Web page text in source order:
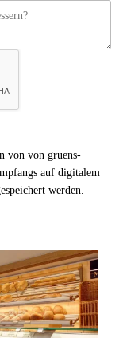
von von gruens-
auf digitalem
werden.